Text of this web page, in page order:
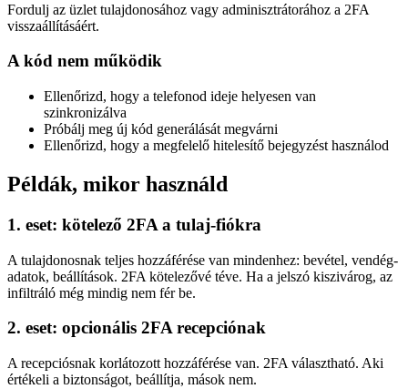
Fordulj az üzlet tulajdonosához vagy adminisztrátorához a 2FA
visszaállításáért.
A kód nem működik
Ellenőrizd, hogy a telefonod ideje helyesen van
szinkronizálva
Próbálj meg új kód generálását megvárni
Ellenőrizd, hogy a megfelelő hitelesítő bejegyzést használod
Példák, mikor használd
1. eset: kötelező 2FA a tulaj-fiókra
A tulajdonosnak teljes hozzáférése van mindenhez: bevétel, vendég-
adatok, beállítások. 2FA kötelezővé téve. Ha a jelszó kiszivárog, az
infiltráló még mindig nem fér be.
2. eset: opcionális 2FA recepciónak
A recepciósnak korlátozott hozzáférése van. 2FA választható. Aki
értékeli a biztonságot, beállítja, mások nem.